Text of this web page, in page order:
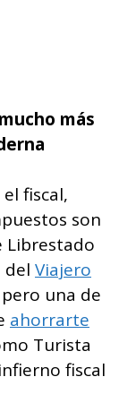
más
fiscal,
son
Librestado
del Viajero
una de
ahorrarte
Turista
fiscal